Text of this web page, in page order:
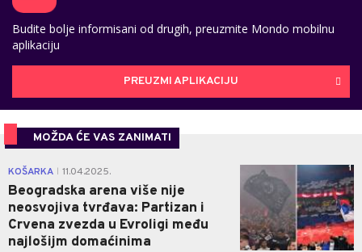
Budite bolje informisani od drugih, preuzmite Mondo mobilnu
aplikaciju
PREUZMI APLIKACIJU
MOŽDA ĆE VAS ZANIMATI
KOŠARKA 11.04.2025.
Beogradska arena više nije
neosvojiva tvrđava: Partizan i
Crvena zvezda u Evroligi među
najlošijm domaćinima
1